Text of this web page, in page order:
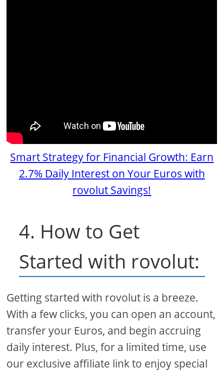
Smart Strategy for Financial Growth: Earn
2.7% Daily Interest on Your Euros with
rovolut Savings!
4. How to Get
Started with rovolut:
Getting started with rovolut is a breeze.
With a few clicks, you can open an account,
transfer your Euros, and begin accruing
daily interest. Plus, for a limited time, use
our exclusive affiliate link to enjoy special